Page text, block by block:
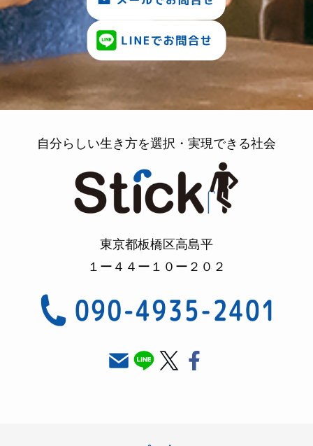
自分らしい生き方を選択・実現できる社会
東京都板橋区高島平
１ー４４ー１０ー２０２